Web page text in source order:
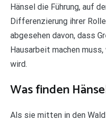
Hänsel die Führung, auf
Differenzierung ihrer
abgesehen davon, dass
Hausarbeit machen
wird.
Was finden
Als sie mitten in den